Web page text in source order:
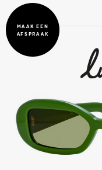
MAAK EEN
AFSPRAAK